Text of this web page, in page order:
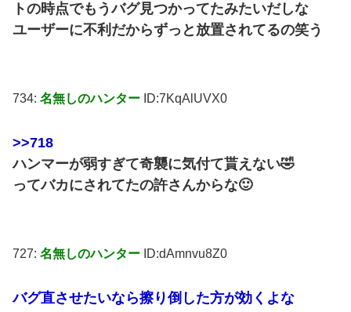
トの時点でもうバグ見つかってたみたいだしな
ユーザーに不利だからずっと放置されてるの笑う
734: 名無しのハンター ID:7KqAlUVX0
>>718
ハンマーが弱すぎて奇襲に気付て貰えない🤣
ってバカにされてたの許さんからな🙂
727: 名無しのハンター ID:dAmnvu8Z0
バグ直させたいなら擦り倒した方が効くよな